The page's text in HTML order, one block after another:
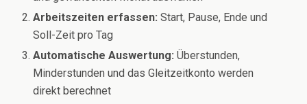
Arbeitszeiten erfassen: Start, Pause, Ende und
Soll-Zeit pro Tag
Automatische Auswertung: Überstunden,
Minderstunden und das Gleitzeitkonto werden
direkt berechnet